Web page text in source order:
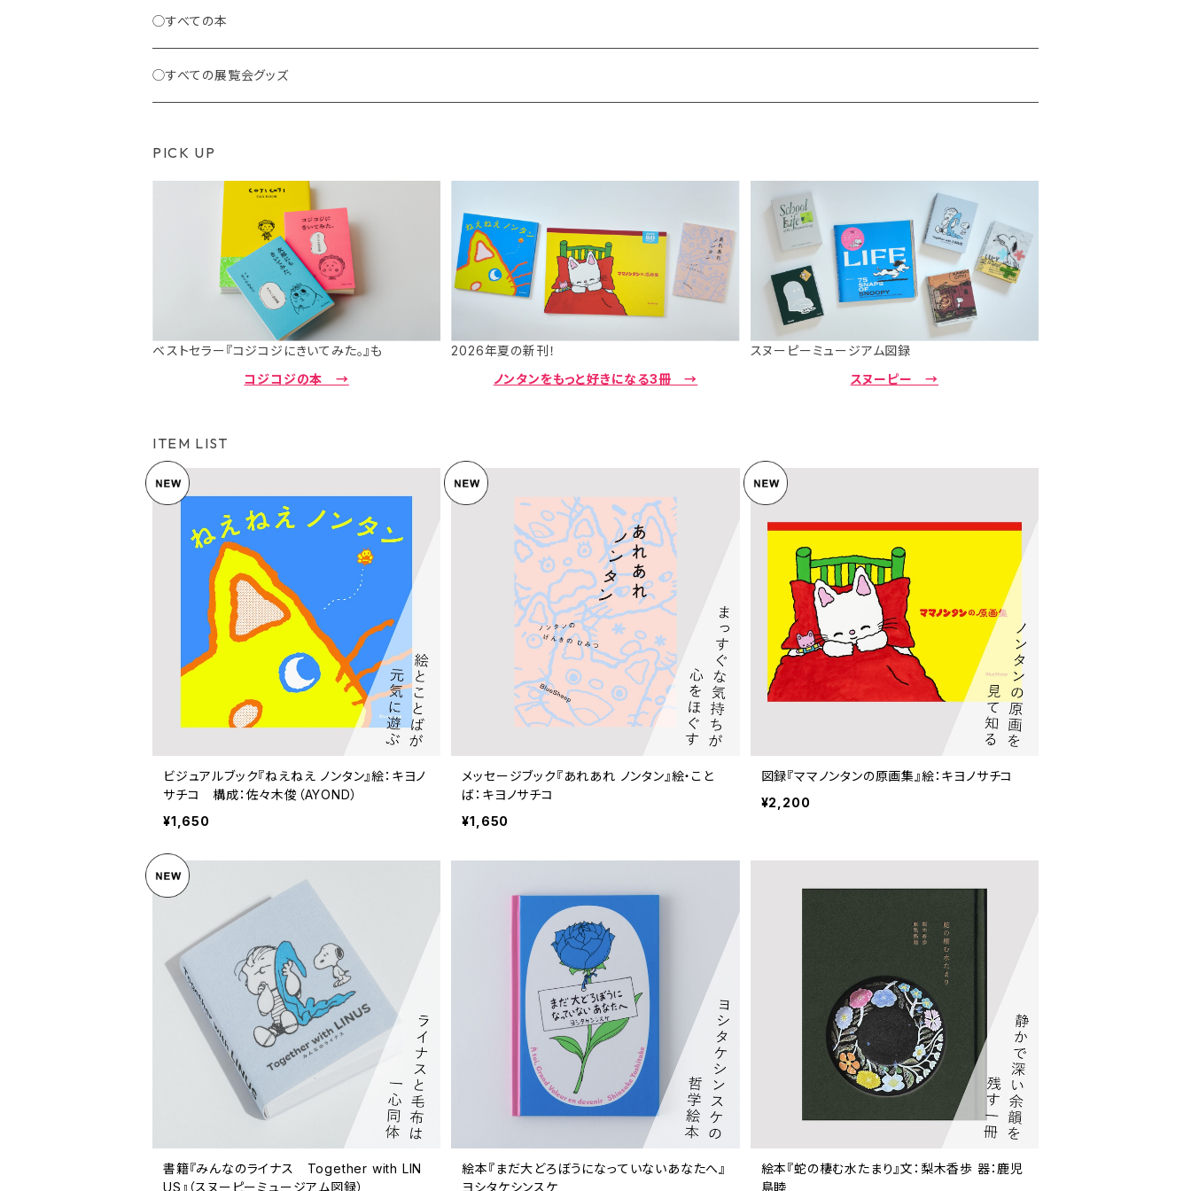
◯すべての本
◯すべての展覧会グッズ
PICK UP
ベストセラー『コジコジにきいてみた。』も
コジコジの本 →
2026年夏の新刊！
ノンタンをもっと好きになる3冊 →
スヌーピーミュージアム図録
スヌーピー →
ITEM LIST
ビジュアルブック『ねえねえ ノンタン』絵：キヨノ
サチコ 構成：佐々木俊（AYOND）
¥1,650
メッセージブック『あれあれ ノンタン』絵・こと
ば：キヨノサチコ
¥1,650
図録『ママノンタンの原画集』絵：キヨノサチコ
¥2,200
書籍『みんなのライナス Together with LIN
US』（スヌーピーミュージアム図録）
絵本『まだ大どろぼうになっていないあなたへ』
ヨシタケシンスケ
絵本『蛇の棲む水たまり』文：梨木香歩 器：鹿児
島睦